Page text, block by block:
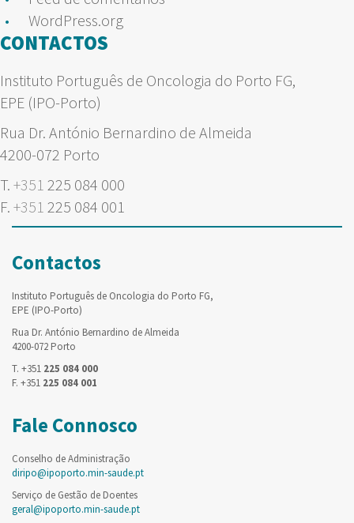
WordPress.org
CONTACTOS
Instituto Português de Oncologia do Porto FG,
EPE (IPO-Porto)
Rua Dr. António Bernardino de Almeida
4200-072 Porto
T. +351 225 084 000
F. +351 225 084 001
Contactos
Instituto Português de Oncologia do Porto FG,
EPE (IPO-Porto)
Rua Dr. António Bernardino de Almeida
4200-072 Porto
T. +351 225 084 000
F. +351 225 084 001
Fale Connosco
Conselho de Administração
diripo@ipoporto.min-saude.pt
Serviço de Gestão de Doentes
geral@ipoporto.min-saude.pt